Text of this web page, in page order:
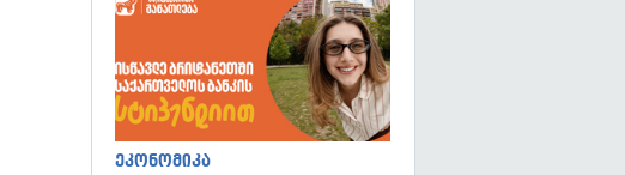
ეკონომიკა